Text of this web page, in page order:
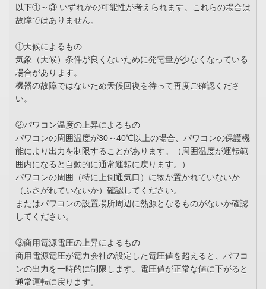
以下①～③ いずれかの可能性が考えられます。これらの場合は
故障ではありません。
①天候によるもの
気象（天候）条件が良くないために発電量が少なくなっている
場合があります。
機器の故障ではないため天候回復を待って再度ご確認くださ
い。
②パワコン温度の上昇によるもの
パワコンの周囲温度が30～40℃以上の場合、パワコンの保護機
能により出力を制限することがあります。（周囲温度が運転範
囲内になると自動的に通常運転に戻ります。）
パワコンの周囲（特に上側通気口）に物が置かれていないか
（ふさがれていないか）確認してください。
またはパワコンの設置場所周辺に熱源となるものがないか確認
してください。
③商用電源電圧の上昇によるもの
商用電源電圧が電力会社の設定した電圧値を超えると、パワコ
ンの出力を一時的に制限します。電圧値が正常な値に下がると
通常運転に戻ります。